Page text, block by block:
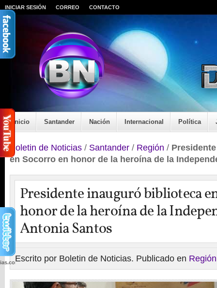
INICIAR SESIÓN CORREO CONTACTO
Inicio Santander Nación Internacional Política
Boletin de Noticias / Santander / Región /
en Socorro en honor de la heroína de la
Presidente inauguró biblioteca
honor de la heroína de la
Antonia Santos
Escrito por Boletin de Noticias. Publicado en Región
wp-